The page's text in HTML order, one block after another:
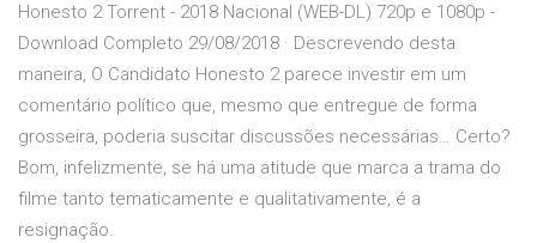
Honesto 2 Torrent - 2018 Nacional (WEB-DL) 720p e 1080p -
Download Completo 29/08/2018 · Descrevendo desta
maneira, O Candidato Honesto 2 parece investir em um
comentário político que, mesmo que entregue de forma
grosseira, poderia suscitar discussões necessárias… Certo?
Bom, infelizmente, se há uma atitude que marca a trama do
filme tanto tematicamente e qualitativamente, é a
resignação.